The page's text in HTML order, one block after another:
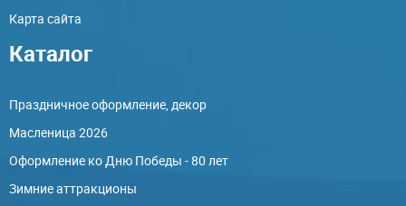
Карта сайта
Каталог
Праздничное оформление, декор
Масленица 2026
Оформление ко Дню Победы - 80 лет
Зимние аттракционы